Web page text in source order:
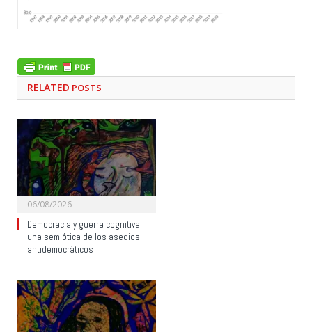
RELATED POSTS
06/08/2026
Democracia y guerra cognitiva:
una semiótica de los asedios
antidemocráticos